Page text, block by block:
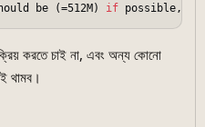
be (=512M)
if possible,
করতে চাই না, এবং অন্য কোনো
থামব।